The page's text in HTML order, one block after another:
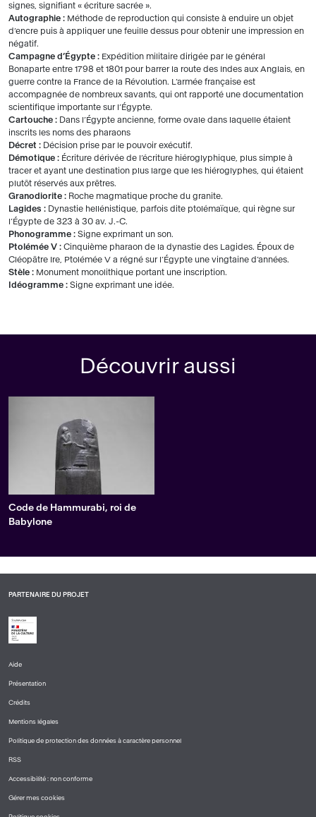
signes, signifiant « écriture sacrée ».
Autographie : Méthode de reproduction qui consiste à enduire un objet
d’encre puis à appliquer une feuille dessus pour obtenir une impression en
négatif.
Campagne d’Égypte : Expédition militaire dirigée par le général
Bonaparte entre 1798 et 1801 pour barrer la route des Indes aux Anglais, en
guerre contre la France de la Révolution. L’armée française est
accompagnée de nombreux savants, qui ont rapporté une documentation
scientifique importante sur l’Égypte.
Cartouche : Dans l’Égypte ancienne, forme ovale dans laquelle étaient
inscrits les noms des pharaons
Décret : Décision prise par le pouvoir exécutif.
Démotique : Écriture dérivée de l’écriture hiéroglyphique, plus simple à
tracer et ayant une destination plus large que les hiéroglyphes, qui étaient
plutôt réservés aux prêtres.
Granodiorite : Roche magmatique proche du granite.
Lagides : Dynastie hellénistique, parfois dite ptolémaïque, qui règne sur
l’Égypte de 323 à 30 av. J.-C.
Phonogramme : Signe exprimant un son.
Ptolémée V : Cinquième pharaon de la dynastie des Lagides. Époux de
Cléopâtre Ire, Ptolémée V a régné sur l’Égypte une vingtaine d’années.
Stèle : Monument monolithique portant une inscription.
Idéogramme : Signe exprimant une idée.
Découvrir aussi
Code de Hammurabi, roi de
Babylone
PARTENAIRE DU PROJET
DE
PAGE
1
Aide
Présentation
Crédits
Mentions légales
Politique de protection des données à caractère personnel
RSS
Accessibilité : non conforme
Gérer mes cookies